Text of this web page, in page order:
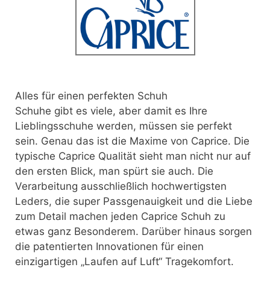
Alles für einen perfekten Schuh
Schuhe gibt es viele, aber damit es Ihre
Lieblingsschuhe werden, müssen sie perfekt
sein. Genau das ist die Maxime von Caprice. Die
typische Caprice Qualität sieht man nicht nur auf
den ersten Blick, man spürt sie auch. Die
Verarbeitung ausschließlich hochwertigsten
Leders, die super Passgenauigkeit und die Liebe
zum Detail machen jeden Caprice Schuh zu
etwas ganz Besonderem. Darüber hinaus sorgen
die patentierten Innovationen für einen
einzigartigen „Laufen auf Luft“ Tragekomfort.